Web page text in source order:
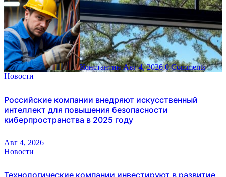
КонстантинАвг 4, 2026 0 Comments
Новости
Российские компании внедряют искусственный
интеллект для повышения безопасности
киберпространства в 2025 году
Авг 4, 2026
Новости
Технологические компании инвестируют в развитие